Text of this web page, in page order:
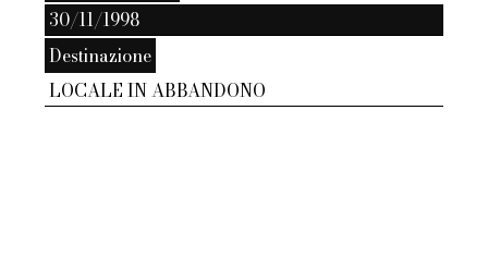
30/11/1998
Destinazione
LOCALE IN ABBANDONO